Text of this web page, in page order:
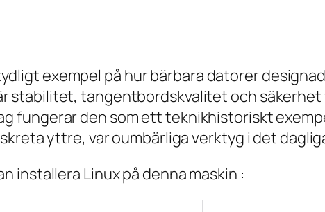
exempel på hur bärbara datorer
stabilitet, tangentbordskvalitet och säkerhet
fungerar den som ett teknikhistoriskt
yttre, var oumbärliga verktyg i det
installera Linux på denna maskin :